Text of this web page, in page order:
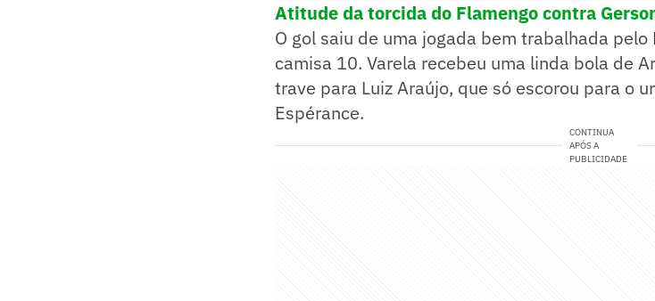
Atitude da torcida do Flamengo contra
O gol saiu de uma jogada bem trabalhada
camisa 10. Varela recebeu uma linda bola de
trave para Luiz Araújo, que só escorou para o
Espérance.
CONTINUA
APÓS A
PUBLICIDADE